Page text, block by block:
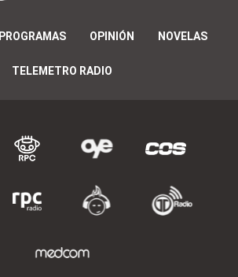
PROGRAMAS OPINIÓN NOVELAS
TELEMETRO RADIO